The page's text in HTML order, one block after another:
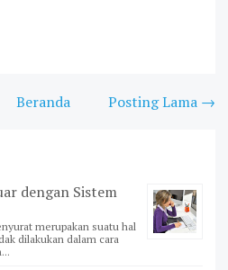
Posting Lama →
Beranda
dengan Sistem
merupakan suatu hal
dilakukan dalam cara